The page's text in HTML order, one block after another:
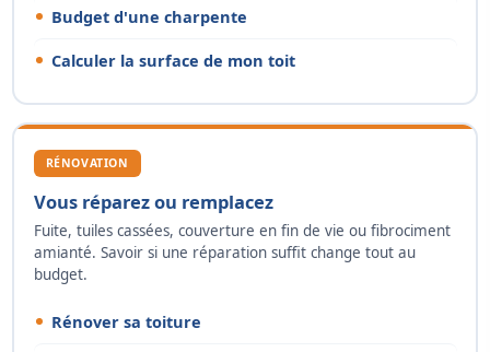
Budget d'une charpente
Calculer la surface de mon toit
RÉNOVATION
Vous réparez ou remplacez
Fuite, tuiles cassées, couverture en fin de vie ou fibrociment
amianté. Savoir si une réparation suffit change tout au
budget.
Rénover sa toiture